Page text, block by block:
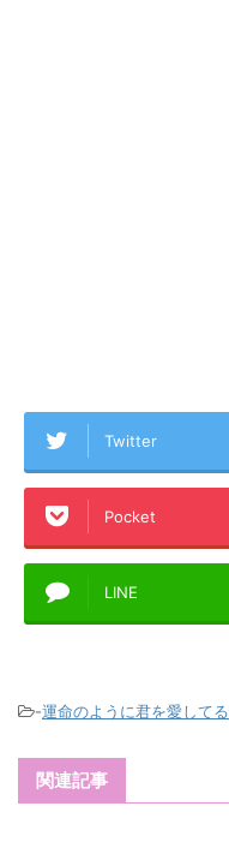
Twitter
Pocket
LINE
-運命のように君を愛してる
関連記事